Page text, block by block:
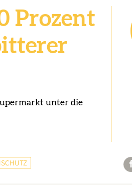
Prozent
unter die